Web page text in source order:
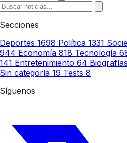
Secciones
Deportes 1698 Política 1331
944 Economía 818 Tecnología
141 Entretenimiento 64 Biografías
Sin categoría 19 Tests 8
Síguenos